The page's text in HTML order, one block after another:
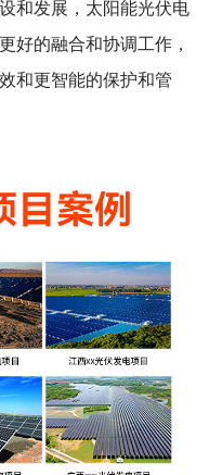
和发展，太阳能光伏电
好的融合和协调工作，
和更智能的保护和管